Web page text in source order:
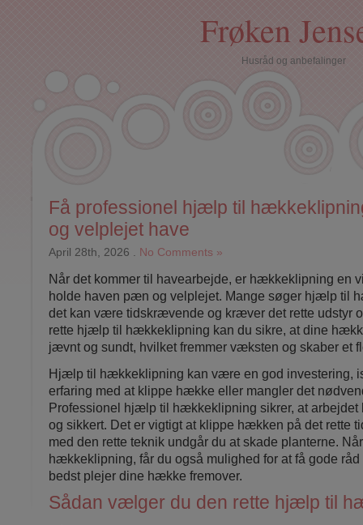
Frøken
Husråd og anbefalinger
Få professionel hjælp til
og velplejet have
April 28th, 2026 No Comments »
Når det kommer til havearbejde, er hækkeklipning en
holde haven pæn og velplejet. Mange søger hjælp til
det kan være tidskrævende og kræver det rette udstyr
rette hjælp til hækkeklipning kan du sikre, at dine
jævnt og sundt, hvilket fremmer væksten og skaber et
Hjælp til hækkeklipning kan være en god investering,
erfaring med at klippe hække eller mangler det
Professionel hjælp til hækkeklipning sikrer, at arbejdet
og sikkert. Det er vigtigt at klippe hækken på det rette
med den rette teknik undgår du at skade planterne.
hækkeklipning, får du også mulighed for at få gode råd
bedst plejer dine hække fremover.
Sådan vælger du den rette hjælp til